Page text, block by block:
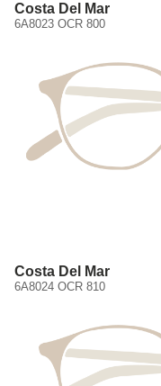
Costa Del Mar
6A8023 OCR 800
Costa Del Mar
6A8024 OCR 810